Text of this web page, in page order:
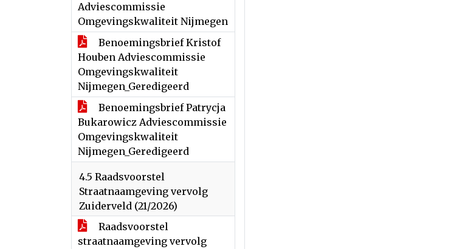
Adviescommissie
Omgevingskwaliteit Nijmegen
Benoemingsbrief Kristof
Houben Adviescommissie
Omgevingskwaliteit
Nijmegen_Geredigeerd
Benoemingsbrief Patrycja
Bukarowicz Adviescommissie
Omgevingskwaliteit
Nijmegen_Geredigeerd
4.5 Raadsvoorstel
Straatnaamgeving vervolg
Zuiderveld (21/2026)
Raadsvoorstel
straatnaamgeving vervolg